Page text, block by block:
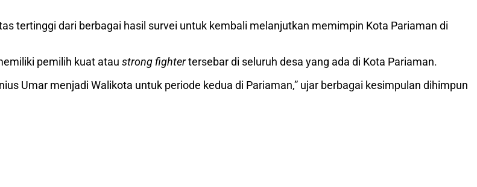
tertinggi dari berbagai hasil survei untuk kembali melanjutkan memimpin Kota Pariaman di
pemilih kuat atau strong fightertersebar di seluruh desa yang ada di Kota Pariaman.
Umar menjadi Walikota untuk periode kedua di Pariaman,” ujar berbagai kesimpulan dihimpun